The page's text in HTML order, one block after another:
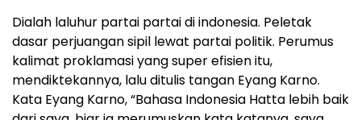
Dialah laluhur partai partai di indonesia. Peletak
dasar perjuangan sipil lewat partai politik. Perumus
kalimat proklamasi yang super efisien itu,
mendiktekannya, lalu ditulis tangan Eyang Karno.
Kata Eyang Karno, “Bahasa Indonesia Hatta lebih baik